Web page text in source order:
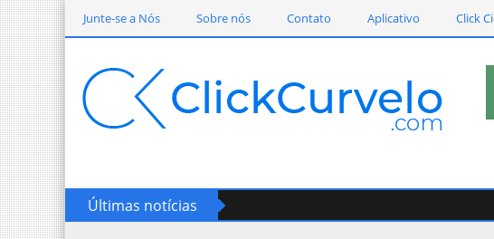
Junte-se a Nós Sobre nós Contato Aplicativo Click
Últimas notícias